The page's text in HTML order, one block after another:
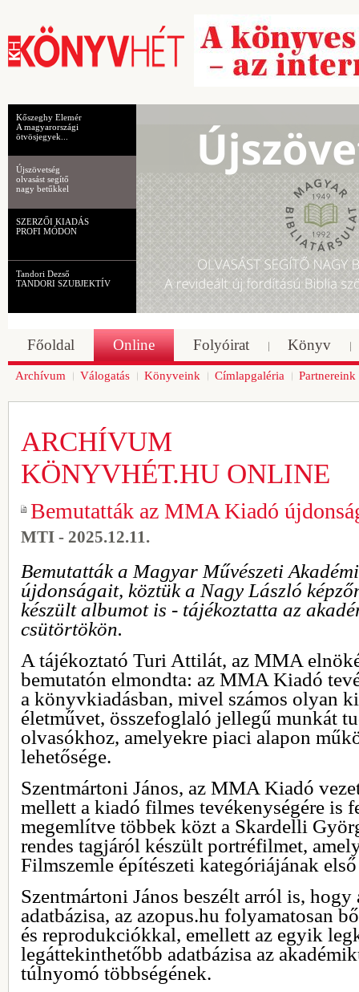
Kőszeghy Elemér
A magyarországi
ötvösjegyek...
Újszövetség
olvasást segítő
nagy betűkkel
SZERZŐI KIADÁS
PROFI MÓDON
Tandori Dezső
TANDORI SZUBJEKTÍV
Főoldal Online Folyóirat Könyv
Archívum Válogatás Könyveink Címlapgaléria Partnereink
ARCHÍVUM
KÖNYVHÉT.HU ONLINE
Bemutatták az MMA Kiadó
MTI - 2025.12.11.
Bemutatták a Magyar Művészeti
újdonságait, köztük a Nagy László
készült albumot is - tájékoztatta az
csütörtökön.
A tájékoztató Turi Attilát, az MMA
bemutatón elmondta: az MMA Kiadó
a könyvkiadásban, mivel számos olyan
életművet, összefoglaló jellegű munkát
olvasókhoz, amelyekre piaci alapon
lehetősége.
Szentmártoni János, az MMA Kiadó
mellett a kiadó filmes tevékenységére is
megemlítve többek közt a Skardelli
rendes tagjáról készült portréfilmet,
Filmszemle építészeti kategóriájának
Szentmártoni János beszélt arról is,
adatbázisa, az azopus.hu folyamatosan
és reprodukciókkal, emellett az egyik
legáttekinthetőbb adatbázisa az
túlnyomó többségének.